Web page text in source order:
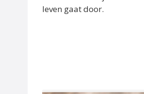
leven gaat door.